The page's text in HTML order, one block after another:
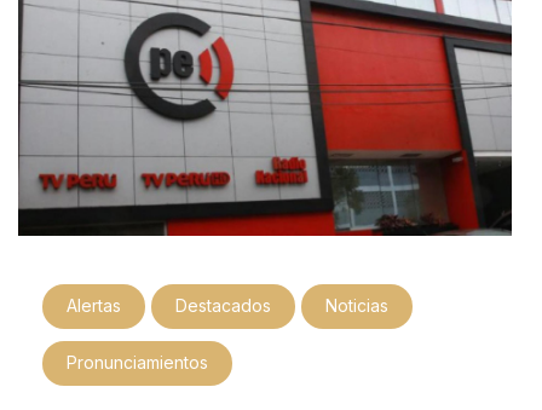
Alertas Destacados Noticias
Pronunciamientos